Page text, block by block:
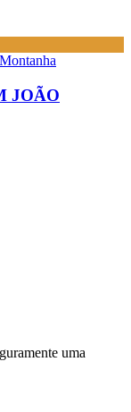
JOÃO
uma